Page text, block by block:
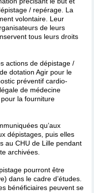
/ repérage. La
volontaire. Leur
de leurs
tous leurs droits
actions de dépistage /
dotation Agir pour le
préventif cardio-
de médecine
la fourniture
qu’aux
dépistages, puis elles
au CHU de Lille pendant
archivées.
pourront être
dans le cadre d’études.
bénéficiaires peuvent se